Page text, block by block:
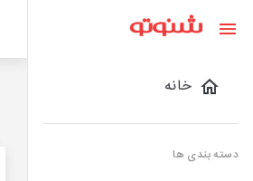
خانه
دسته بندی ها